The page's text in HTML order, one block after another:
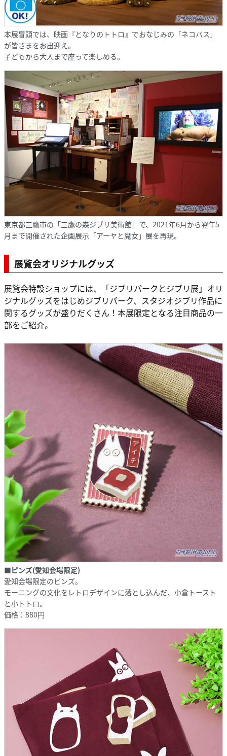
本展冒頭では、映画『となりのトトロ』でおなじみの「ネコバス」
が皆さまをお出迎え。
子どもから大人まで座って楽しめる。
東京都三鷹市の「三鷹の森ジブリ美術館」で、2021年6月から翌年5
月まで開催された企画展示「アーヤと魔女」展を再現。
展覧会オリジナルグッズ
展覧会特設ショップには、「ジブリパークとジブリ展」オリ
ジナルグッズをはじめジブリパーク、スタジオジブリ作品に
関するグッズが盛りだくさん！本展限定となる注目商品の一
部をご紹介。
■ピンズ(愛知会場限定)
愛知会場限定のピンズ。
モーニングの文化をレトロデザインに落とし込んだ、小倉トースト
と小トトロ。
価格：880円